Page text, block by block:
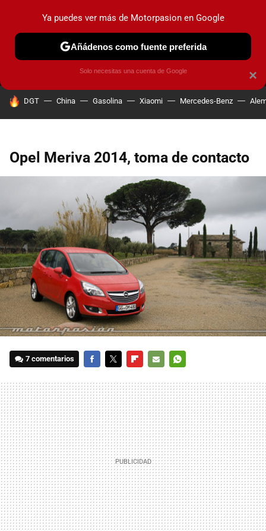
MENÚ NUEVO
COCHES ELÉCTRICOS OBSERVATORIO
HOY SE HABLA DE
DGT China Gasolina Xiaomi Mercedes-Benz
Opel Meriva 2014, toma de contacto
7 comentarios
MAIL
×
Ya puedes ver más de Motorpasion en Google
Añádenos como fuente preferida
Solo necesitas una cuenta de Google